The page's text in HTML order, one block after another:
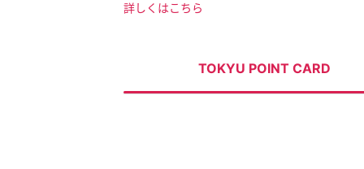
トップ
TOKYU POINTとは？
詳しくはこちら
TOKYU POINT CARD